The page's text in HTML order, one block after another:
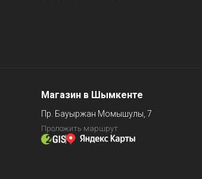
Магазин в Шымкенте
Пр. Бауыржан Момышулы, 7
Проложить маршрут